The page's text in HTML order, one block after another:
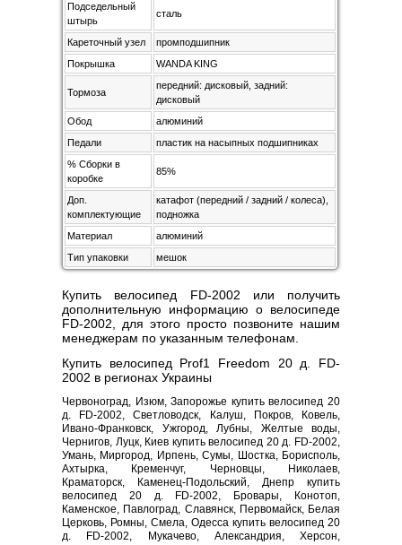
Подседельный
штырь
сталь
Кареточный узел
промподшипник
Покрышка
WANDA KING
Тормоза
передний: дисковый, задний:
дисковый
Обод
алюминий
Педали
пластик на насыпных подшипниках
% Сборки в
коробке
85%
Доп.
комплектующие
катафот (передний / задний / колеса),
подножка
Материал
алюминий
Тип упаковки
мешок
Купить велосипед FD-2002 или получить
дополнительную информацию о велосипеде
FD-2002, для этого просто позвоните нашим
менеджерам по указанным телефонам.
Купить велосипед Prof1 Freedom 20 д. FD-
2002 в регионах Украины
Червоноград, Изюм, Запорожье купить велосипед 20
д. FD-2002, Светловодск, Калуш, Покров, Ковель,
Ивано-Франковск, Ужгород, Лубны, Желтые воды,
Чернигов, Луцк, Киев купить велосипед 20 д. FD-2002,
Умань, Миргород, Ирпень, Сумы, Шостка, Борисполь,
Ахтырка, Кременчуг, Черновцы, Николаев,
Краматорск, Каменец-Подольский, Днепр купить
велосипед 20 д. FD-2002, Бровары, Конотоп,
Каменское, Павлоград, Славянск, Первомайск, Белая
Церковь, Ромны, Смела, Одесса купить велосипед 20
д. FD-2002, Мукачево, Александрия, Херсон,